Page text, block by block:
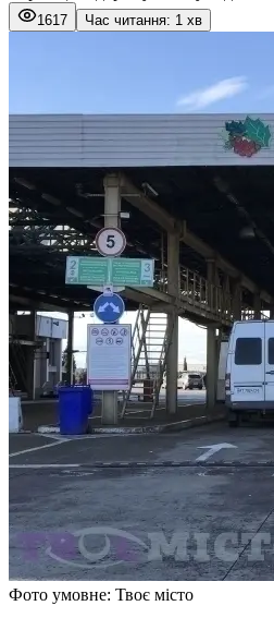
1617 Час читання: 1 хв
Фото умовне: Твоє місто